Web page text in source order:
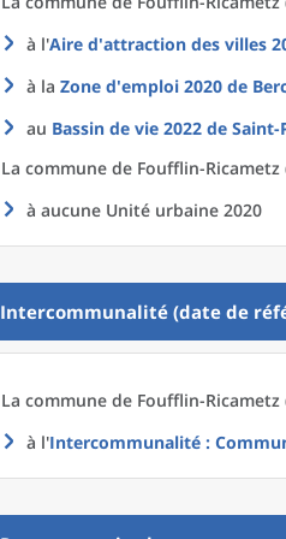
à l'Aire d'attraction des villes
à la Zone d'emploi 2020 de
au Bassin de vie 2022 de Saint-
La commune de Foufflin-Ricametz
à aucune Unité urbaine 2020
Intercommunalité (date de
La commune de Foufflin-
à l'Intercommunalité :